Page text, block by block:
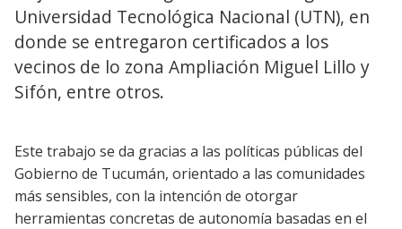
Universidad Tecnológica Nacional (UTN), en
donde se entregaron certificados a los
vecinos de lo zona Ampliación Miguel Lillo y
Sifón, entre otros.
Este trabajo se da gracias a las políticas públicas del
Gobierno de Tucumán, orientado a las comunidades
más sensibles, con la intención de otorgar
herramientas concretas de autonomía basadas en el